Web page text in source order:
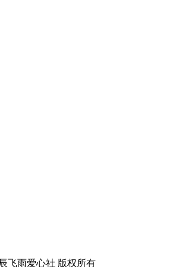
飞雨爱心社 版权所有